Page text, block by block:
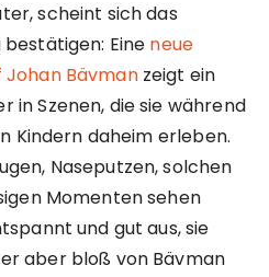
scheint sich das
Eine neue
Bävmanzeigt ein
in Szenen, die sie während
Kindern daheim erleben.
Naseputzen, solchen
Momenten sehen
und gut aus, sie
aber bloß von Bävman